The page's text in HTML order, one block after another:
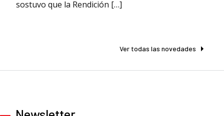
sostuvo que la Rendición […]
Ver todas las novedades